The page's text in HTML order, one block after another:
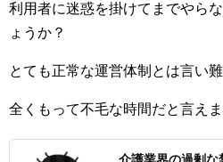
利用者に迷惑を掛けてまでやら
ょうか？
とても正常な運営体制とは言い難
全くもって不毛な時間だと言えま